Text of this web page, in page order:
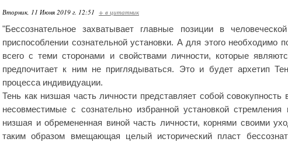
Вторник, 11 Июня 2019 г. 12:51 + в цитатник
"Бессознательное захватывает главные позиции в
приспособлении сознательной установки. А для этого необходимо
всего с теми сторонами и свойствами личности, которые
предпочитает к ним не приглядываться. Это и будет архетип
процесса индивидуации.
Тень как низшая часть личности представляет собой
несовместимые с сознательно избранной установкой
низшая и обремененная виной часть личности, корнями своими
таким образом вмещающая целый исторический пласт